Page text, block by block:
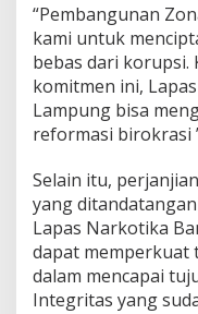
“Pembangunan
kami untuk
bebas dari korupsi.
komitmen ini,
Lampung bisa
reformasi birokrasi
Selain itu,
yang
Lapas Narkotika
dapat memperkuat
dalam mencapai
Integritas yang